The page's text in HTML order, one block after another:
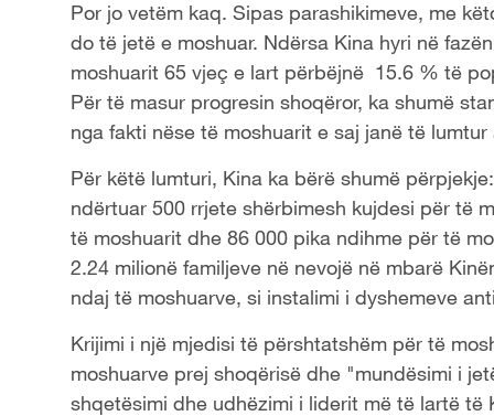
a
y
V
i
d
e
o
Por jo vetëm kaq. Sipas parashikimeve, me
do të jetë e moshuar. Ndërsa Kina hyri në
moshuarit 65 vjeç e lart përbëjnë 15.6 % të
Për të masur progresin shoqëror, ka shumë
nga fakti nëse të moshuarit e saj janë të lumtur
Për këtë lumturi, Kina ka bërë shumë
ndërtuar 500 rrjete shërbimesh kujdesi për të
të moshuarit dhe 86 000 pika ndihme për të
2.24 milionë familjeve në nevojë në mbarë
ndaj të moshuarve, si instalimi i dyshemeve
Krijimi i një mjedisi të përshtatshëm për të
moshuarve prej shoqërisë dhe "mundësimi i
shqetësimi dhe udhëzimi i liderit më të lartë të